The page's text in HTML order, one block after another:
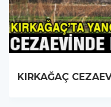
KIRKAĞAÇ